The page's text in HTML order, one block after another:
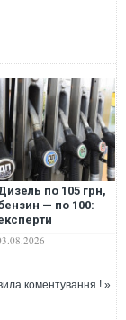
по 105 грн,
— по 100:
цін на АЗС
коментування ! »